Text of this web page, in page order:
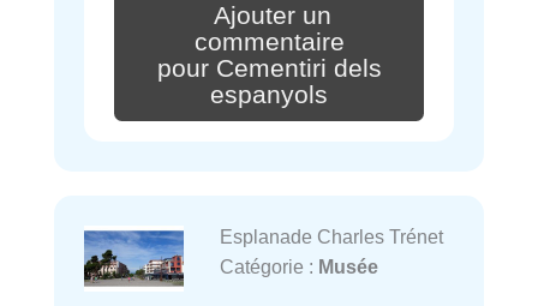
Ajouter un
commentaire
pour Cementiri dels
espanyols
Esplanade Charles Trénet
Catégorie : Musée